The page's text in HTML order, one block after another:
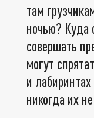
там
ночью? Куда
совершать
могут
и
никогда их